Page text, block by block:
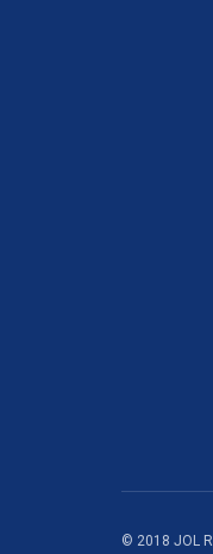
© 2018 JOL